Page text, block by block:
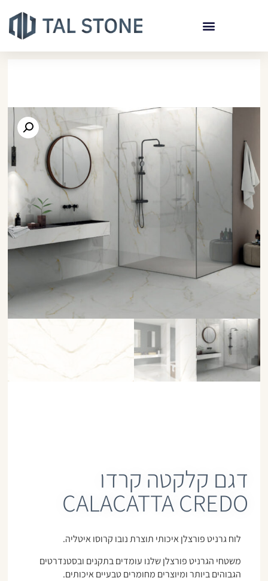
דגם קלקטה קרדו
CALACATTA CREDO
לוח גרניט פורצלן איכותי תוצרת נובו קרוסו איטליה.
משטחי הגרניט פורצלן שלנו עומדים בתקנים ובסטנדרטים
הגבוהים ביותר ומיוצרים מחומרים טבעיים איכותים.